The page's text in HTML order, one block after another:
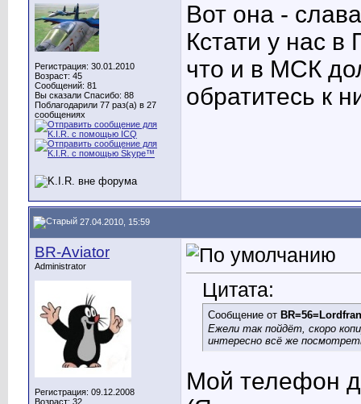
Регистрация: 30.01.2010
Возраст: 45
Сообщений: 81
Вы сказали Спасибо: 88
Поблагодарили 77 раз(а) в 27
сообщениях
Вот она -
Кстати у нас
что и в МСК
обратитесь к
27.04.2010, 15:59
BR-Aviator
Administrator
Регистрация: 09.12.2008
Возраст: 32
Цитата:
Сообщение от BR=56=Lordfran
Ежели так пойдёт, скоро
интересно всё же
Мой телефон